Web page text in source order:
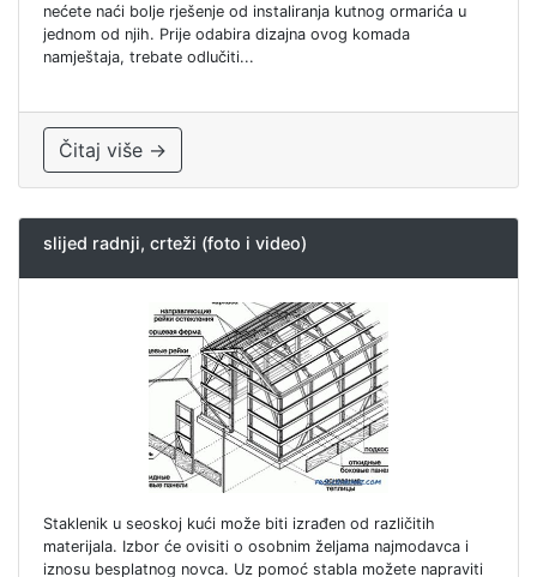
nećete naći bolje rješenje od instaliranja kutnog ormarića u
jednom od njih. Prije odabira dizajna ovog komada
namještaja, trebate odlučiti...
Čitaj više →
slijed radnji, crteži (foto i video)
Staklenik u seoskoj kući može biti izrađen od različitih
materijala. Izbor će ovisiti o osobnim željama najmodavca i
iznosu besplatnog novca. Uz pomoć stabla možete napraviti